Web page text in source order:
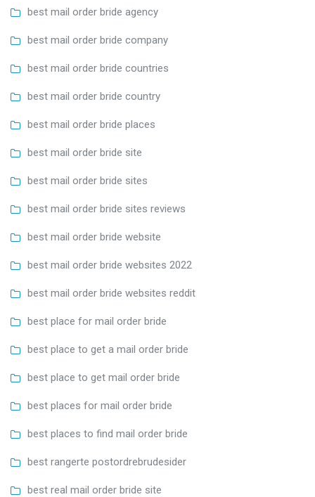
best mail order bride agency
best mail order bride company
best mail order bride countries
best mail order bride country
best mail order bride places
best mail order bride site
best mail order bride sites
best mail order bride sites reviews
best mail order bride website
best mail order bride websites 2022
best mail order bride websites reddit
best place for mail order bride
best place to get a mail order bride
best place to get mail order bride
best places for mail order bride
best places to find mail order bride
best rangerte postordrebrudesider
best real mail order bride site